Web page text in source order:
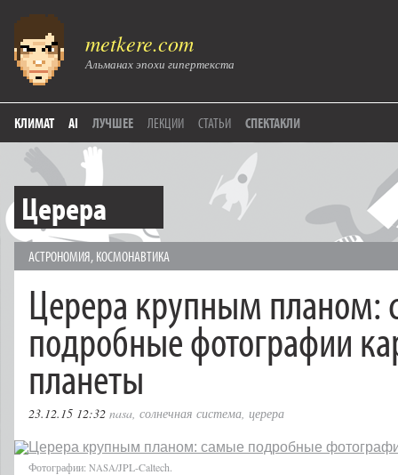
metkere.com
Альманах эпохи гипертекста
КЛИМАТ AI ЛУЧШЕЕ ЛЕКЦИИ СТАТЬИ СПЕКТАКЛИ
Церера
АСТРОНОМИЯ, КОСМОНАВТИКА
Церера крупным планом:
подробные фотографии
планеты
23.12.15 12:32 nasa, солнечная система, церера
Фотографии: NASA/JPL-Caltech.